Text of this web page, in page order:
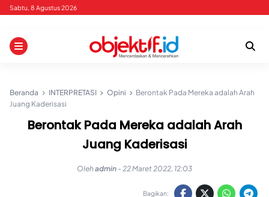
Skip
content
Sabtu, 8 Agustus 2026
Beranda INTERPRETASI Opini
Berontak Pada Mereka adalah Arah
Juang Kaderisasi
Berontak Pada Mereka adalah Arah
Juang Kaderisasi
Olehadmin - 22 Maret 2022, 12:03
Bagikan: